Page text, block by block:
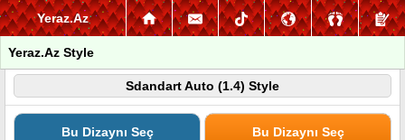
Yeraz.Az
Yeraz.Az Style
Sdandart Auto (1.4) Style
Bu Dizaynı Seç Bu Dizaynı Seç